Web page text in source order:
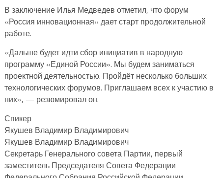
В заключение Илья Медведев отметил, что форум
«Россия инновационная» дает старт продолжительной
работе.
«Дальше будет идти сбор инициатив в народную
программу «Единой России». Мы будем заниматься
проектной деятельностью. Пройдёт несколько больших
технологических форумов. Приглашаем всех к участию в
них», — резюмировал он.
Спикер
Якушев Владимир Владимирович
Якушев Владимир Владимирович
Секретарь Генерального совета Партии, первый
заместитель Председателя Совета Федерации